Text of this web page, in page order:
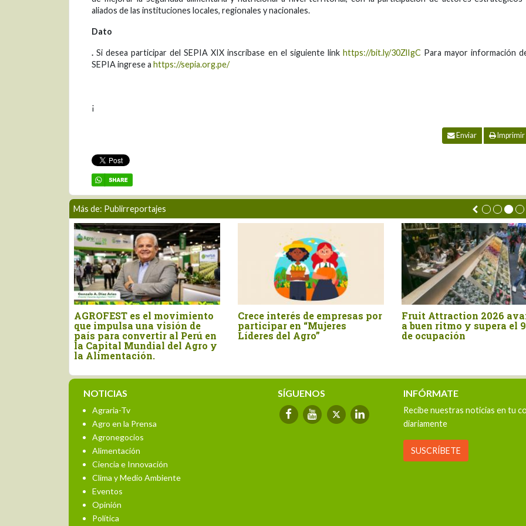
aliados de las instituciones locales, regionales y nacionales.
Dato
. Si desea participar del SEPIA XIX inscríbase en el siguiente link https://bit.ly/30ZlIgC Para mayor información
SEPIA ingrese a https://sepia.org.pe/
¡
Enviar Imprimir
Más de: Publirreportajes
Hortus: De pionero en
semillas a líder de la
revolución productiva
agrícola con soporte digital
Fruit Attraction 2026 avanza
a buen ritmo y supera el 90%
de ocupación
Hortus: Crecer también
estar más cerca del
NOTICIAS
Agraria-Tv
Agro en la Prensa
Agronegocios
Alimentación
Ciencia e Innovación
Clima y Medio Ambiente
Eventos
Opinión
Política
SÍGUENOS INFÓRMATE
Recibe nuestras noticias en tu
diariamente
SUSCRÍBETE